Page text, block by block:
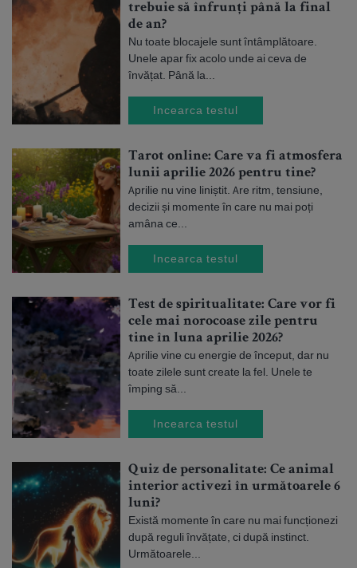
trebuie să înfrunți până la final
de an?
Nu toate blocajele sunt întâmplătoare.
Unele apar fix acolo unde ai ceva de
învățat. Până la...
Incearca testul
Tarot online: Care va fi atmosfera
lunii aprilie 2026 pentru tine?
Aprilie nu vine liniștit. Are ritm, tensiune,
decizii și momente în care nu mai poți
amâna ce...
Incearca testul
Test de spiritualitate: Care vor fi
cele mai norocoase zile pentru
tine în luna aprilie 2026?
Aprilie vine cu energie de început, dar nu
toate zilele sunt create la fel. Unele te
împing să...
Incearca testul
Quiz de personalitate: Ce animal
interior activezi în următoarele 6
luni?
Există momente în care nu mai funcționezi
după reguli învățate, ci după instinct.
Următoarele...